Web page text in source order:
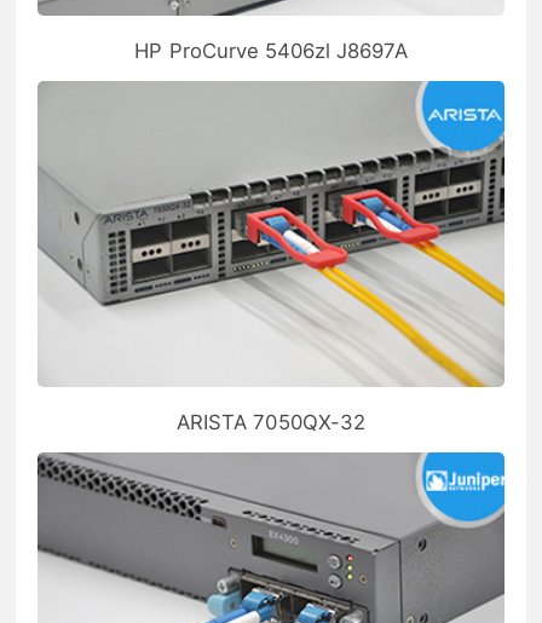
HP ProCurve 5406zl J8697A
ARISTA 7050QX-32